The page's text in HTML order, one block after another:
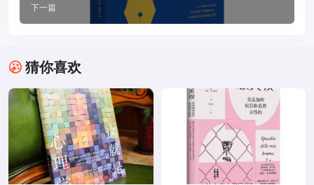
下一篇
猜你喜欢